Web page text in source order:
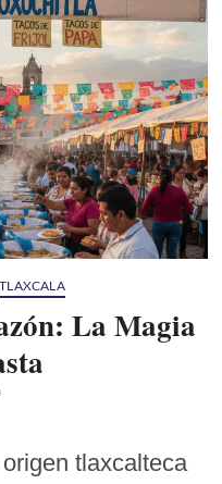
TLAXCALA
La Magia
tlaxcalteca